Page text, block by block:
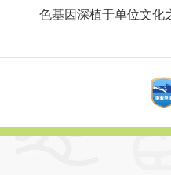
色基因深植于单位文化之